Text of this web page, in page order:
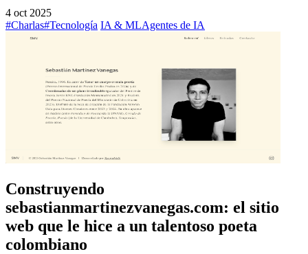
4 oct 2025
#Charlas#Tecnología IA & MLAgentes de IA
Construyendo
sebastianmartinezvanegas.com: el sitio
web que le hice a un talentoso poeta
colombiano